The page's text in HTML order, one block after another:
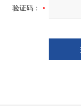
验证码：